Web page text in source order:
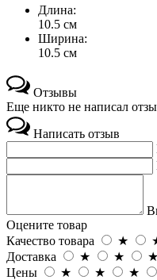
Длина:
10.5 см
Ширина:
10.5 см
Отзывы
Еще никто не написал
Написать отзыв
Оцените товар
Качество товара
★
Доставка
★ ★ ★
Цены
★ ★ ★